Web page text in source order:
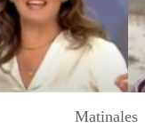
Matinales